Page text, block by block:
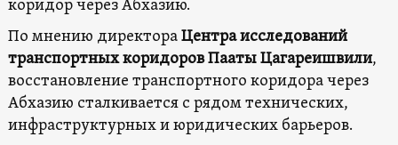
коридор через Абхазию.
По мнению директораЦентра исследований
транспортных коридоров Пааты Цагареишвили,
восстановление транспортного коридора через
Абхазию сталкивается с рядом технических,
инфраструктурных и юридических барьеров.